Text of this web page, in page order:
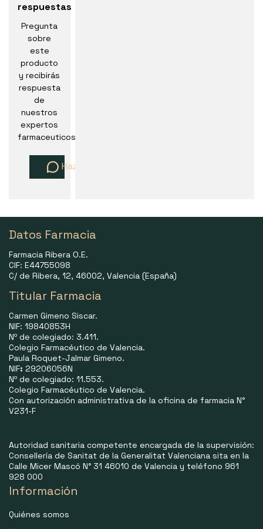
respuestas
Pregunta
sobre
este
producto
y recibirás
respuesta
de
nuestros
expertos
farmaceuticos
Haz una pregunta
Datos Farmacia
Farmacia Ribera O.E.
CIF: E44755098
C/ de Ribera, 12, 46002, Valencia (España)
Titular Farmacia
Carmen Gimeno Siscar.
NIF: 19840853H
Nº de colegiado: 3.411.
Colegio Farmacéutico de Valencia.
Paula Roquet-Jalmar Gimeno.
NIF: 29206056N
Nº de colegiado: 11.553.
Colegio Farmacéutico de Valencia.
Con autorización administrativa de la oficina de farmacia N°
V231-F
Autoridad sanitaria competente encargada de la supervisión:
Consellería de Sanitat de la Generalitat Valenciana sita en la
Calle Micer Mascó N° 31 46010 de Valencia y teléfono 961
928 000
Información
Quiénes somos